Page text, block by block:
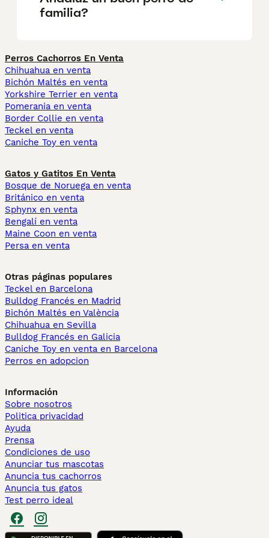
familia?
Perros Cachorros En Venta
Chihuahua en venta
Bichón Maltés en venta
Yorkshire Terrier en venta
Pomerania en venta
Border Collie en venta
Teckel en venta
Caniche Toy en venta
Gatos y Gatitos En Venta
Bosque de Noruega en venta
Británico en venta
Sphynx en venta
Bengalí en venta
Maine Coon en venta
Persa en venta
Otras páginas populares
Teckel en Barcelona
Bulldog Francés en Madrid
Bichón Maltés en València
Chihuahua en Sevilla
Bulldog Francés en Galicia
Caniche Toy en venta en Barcelona
Perros en adopcion
Información
Sobre nosotros
Politica privacidad
Ayuda
Prensa
Condiciones de uso
Anunciar tus mascotas
Anuncia tus cachorros
Anuncia tus gatos
Test perro ideal